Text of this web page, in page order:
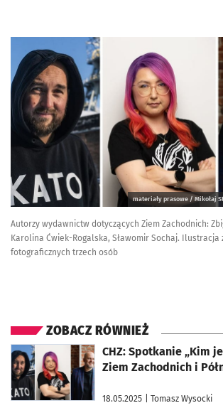
materiały prasowe / Mikołaj
Autorzy wydawnictw dotyczących Ziem Zachodnich:
Karolina Ćwiek-Rogalska, Sławomir Sochaj. Ilustracja
fotograficznych trzech osób
ZOBACZ RÓWNIEŻ
CHZ: Spotkanie „Kim
Ziem Zachodnich i
18.05.2025 | Tomasz Wysocki
otworzy się w nowej karcie